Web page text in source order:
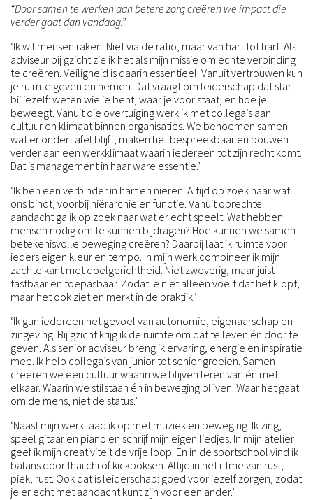
“Door samen te werken aan betere zorg creëren we impact die
verder gaat dan vandaag.”
‘Ik wil mensen raken. Niet via de ratio, maar van hart tot hart. Als
adviseur bij gzicht zie ik het als mijn missie om echte verbinding
te creëren. Veiligheid is daarin essentieel. Vanuit vertrouwen kun
je ruimte geven en nemen. Dat vraagt om leiderschap dat start
bij jezelf: weten wie je bent, waar je voor staat, en hoe je
beweegt. Vanuit die overtuiging werk ik met collega’s aan
cultuur en klimaat binnen organisaties. We benoemen samen
wat er onder tafel blijft, maken het bespreekbaar en bouwen
verder aan een werkklimaat waarin iedereen tot zijn recht komt.
Dat is management in haar ware essentie.’
‘Ik ben een verbinder in hart en nieren. Altijd op zoek naar wat
ons bindt, voorbij hiërarchie en functie. Vanuit oprechte
aandacht ga ik op zoek naar wat er echt speelt. Wat hebben
mensen nodig om te kunnen bijdragen? Hoe kunnen we samen
betekenisvolle beweging creëren? Daarbij laat ik ruimte voor
ieders eigen kleur en tempo. In mijn werk combineer ik mijn
zachte kant met doelgerichtheid. Niet zweverig, maar juist
tastbaar en toepasbaar. Zodat je niet alleen voelt dat het klopt,
maar het ook ziet en merkt in de praktijk.’
‘Ik gun iedereen het gevoel van autonomie, eigenaarschap en
zingeving. Bij gzicht krijg ik de ruimte om dat te leven én door te
geven. Als senior adviseur breng ik ervaring, energie en inspiratie
mee. Ik help collega’s van junior tot senior groeien. Samen
creëren we een cultuur waarin we blijven leren van én met
elkaar. Waarin we stilstaan én in beweging blijven. Waar het gaat
om de mens, niet de status.’
‘Naast mijn werk laad ik op met muziek en beweging. Ik zing,
speel gitaar en piano en schrijf mijn eigen liedjes. In mijn atelier
geef ik mijn creativiteit de vrije loop. En in de sportschool vind ik
balans door thai chi of kickboksen. Altijd in het ritme van rust,
piek, rust. Ook dat is leiderschap: goed voor jezelf zorgen, zodat
je er echt met aandacht kunt zijn voor een ander.’